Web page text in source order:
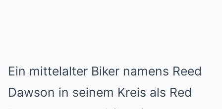
Ein mittelalter Biker namens Reed
Dawson in seinem Kreis als Red